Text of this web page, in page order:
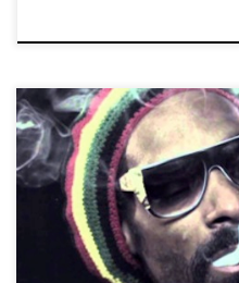
Debata dotycząca marihuany
dołącza do niej coraz więcej
zdrowotne korzyści oraz
do jej stosowania. Nie
żadnej ze stron, dla nas ważne
już w starożytności zioło